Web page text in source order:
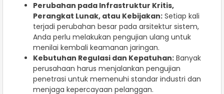
Perubahan pada Infrastruktur Kritis,
Perangkat Lunak, atau Kebijakan: Setiap kali
terjadi perubahan besar pada arsitektur sistem,
Anda perlu melakukan pengujian ulang untuk
menilai kembali keamanan jaringan.
Kebutuhan Regulasi dan Kepatuhan: Banyak
perusahaan harus menjalankan pengujian
penetrasi untuk memenuhi standar industri dan
menjaga kepercayaan pelanggan.